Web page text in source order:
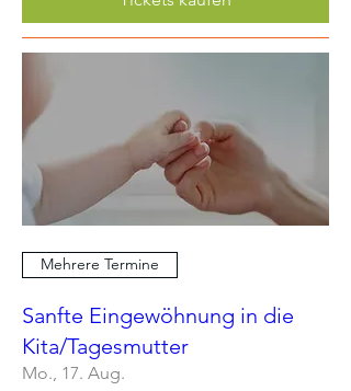
Mehrere Termine
Sanfte Eingewöhnung in die
Kita/Tagesmutter
Mo., 17. Aug.